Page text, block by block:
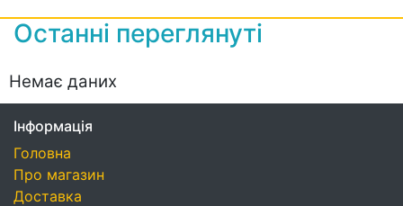
Останні переглянуті
Немає даних
Інформація
Головна
Про магазин
Доставка